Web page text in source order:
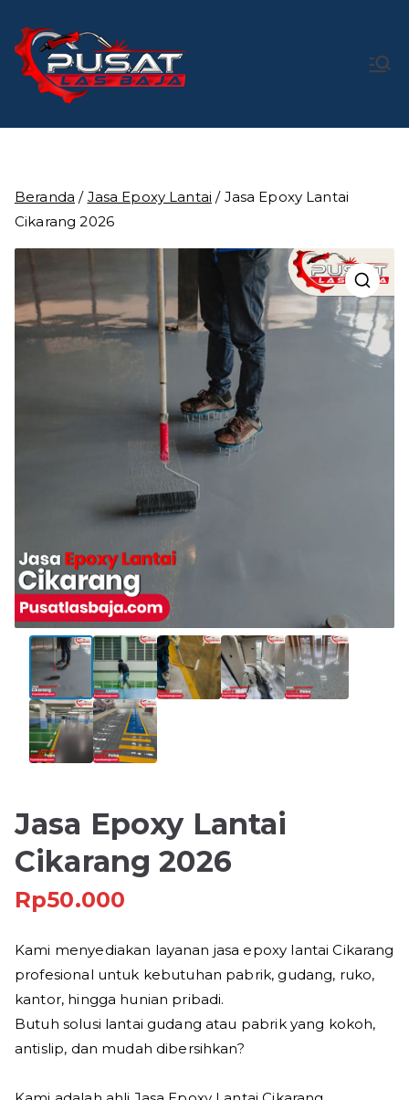
konten
Baja
Pusat Bengkel Las Profesional di Indonesia
Beranda / Jasa Epoxy Lantai / Jasa Epoxy Lantai
Cikarang 2026
Jasa Epoxy Lantai
Cikarang 2026
Rp50.000
Kami menyediakan layanan jasa epoxy lantai Cikarang
profesional untuk kebutuhan pabrik, gudang, ruko,
kantor, hingga hunian pribadi.
Butuh solusi lantai gudang atau pabrik yang kokoh,
antislip, dan mudah dibersihkan?